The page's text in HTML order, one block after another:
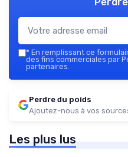
* En remplissant ce
des fins commerciales par
partenaires.
Perdre du poids
Ajoutez-nous à vos
Les plus lus